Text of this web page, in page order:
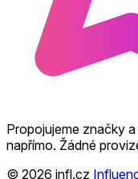
Propojujeme značky
napřímo. Žádné
© 2026 infl.cz